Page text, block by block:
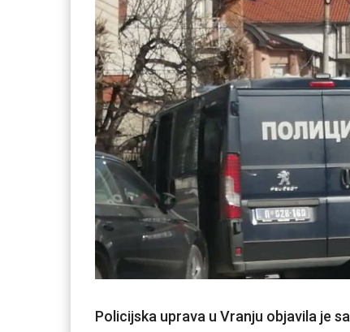
Policijska uprava u Vranju objavila je